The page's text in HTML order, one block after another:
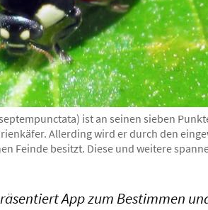
ist an seinen sieben
Allerding wird er durch den
Feinde besitzt. Diese und weitere
App zum Bestimmen